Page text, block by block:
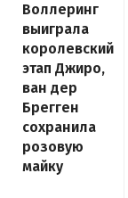
Воллеринг
выиграла
королевский
этап Джиро,
ван дер
Брегген
сохранила
розовую
майку